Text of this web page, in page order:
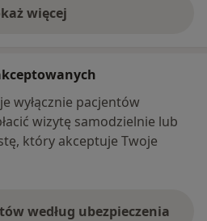
więcej
o adresie
wyłącznie pacjentów
wizytę samodzielnie lub
który akceptuje Twoje
według ubezpieczenia